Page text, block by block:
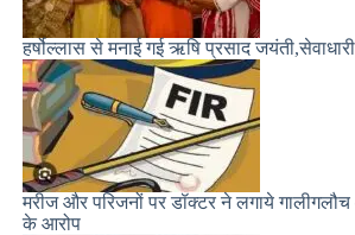
हर्षोल्लास से मनाई गई ऋषि प्रसाद
मरीज और परिजनों पर डॉक्टर ने लगाये गालीगलौच
के आरोप